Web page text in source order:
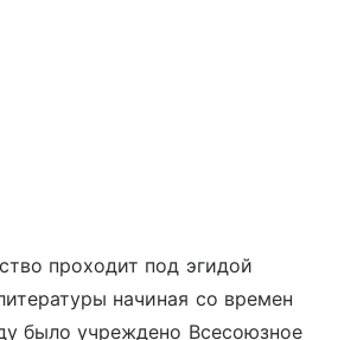
проходит под эгидой
начиная со времен
было учреждено Всесоюзное